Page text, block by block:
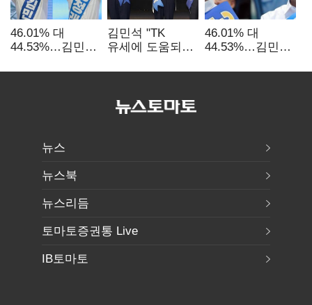
46.01% 대
44.53%…김민석·
'초박빙'(종합
김민석 "TK
유세에 도움되는
"벌써 대표된 양
46.01% 대
44.53%…김민석·
'초박빙'(종합)
뉴스
뉴스북
뉴스리듬
토마토증권통 Live
IB토마토